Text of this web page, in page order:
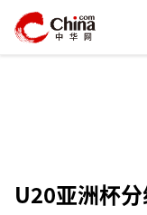
U20亚洲杯